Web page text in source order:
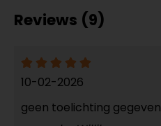
Reviews (9)
10-02-2026
geen toelichting gegeven